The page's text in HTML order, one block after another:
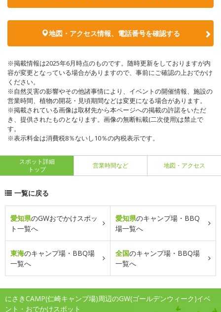
地図・アクセス情報、電話番号を確認する
※掲載情報は2025年6月時点のものです。随時更新をしておりますが内
容が変更となっている場合がありますので、事前にご確認の上おでかけ
ください。
※自然災害の影響やその他諸事情により、イベントの開催情報、施設の
営業時間、植物の開花・見頃期間などは変更になる場合があります。
※掲載されている画像は取材先から本ページへの掲載の許諾をいただ
き、提供されたものとなります。画像の無断転載(二次使用)は禁止で
す。
※表示料金は消費税8％ないし10％の内税表示です。
スポット詳細
トップ
営業時間など 地図・アクセス
一覧に戻る
愛知県のGWおでかけスポッ
ト一覧へ
愛知県のキャンプ場・BBQ
場一覧へ
東海のキャンプ場・BBQ場
一覧へ
全国のキャンプ場・BBQ場
一覧へ
にさきCAMP(仁崎キャンプ場)周辺のGW(ゴールデンウィーク)イベ
ント・おでかけスポット